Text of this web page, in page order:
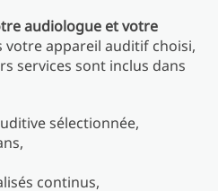
audiologue et votre
votre appareil auditif choisi,
services sont inclus dans
sélectionnée,
continus,